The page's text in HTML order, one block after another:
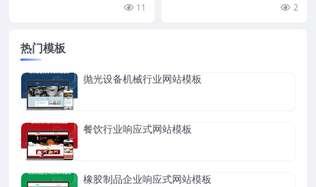
11 2
热门模板
抛光设备机械行业网站模板
餐饮行业响应式网站模板
橡胶制品企业响应式网站模板